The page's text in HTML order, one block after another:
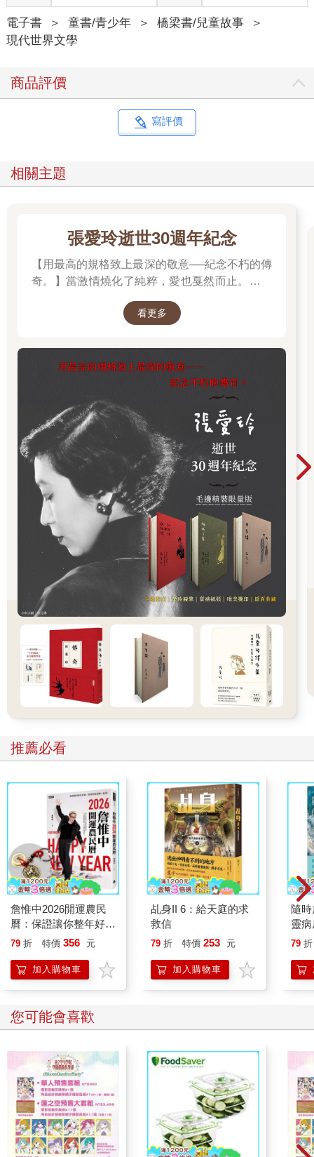
飯碗裡頭。銅幣和飯碗都是敏俐的。她還是個小嬰兒時，就收到
這兩份禮物；打從有記憶以來，她就擁有它們。
每天吃晚餐時，敏俐的父親都會說故事給她聽，讓她不致於變得
了鬱悶和工作的疲憊──當他開始說故事時，那雙黑色的眼睛就會
閃耀得有如陽光下的雨滴。
「爹，再跟我說說無果山的故事。」母親用湯匙把米飯盛進碗裡
時，敏俐總是這樣說。「再跟我說一遍，它為什麼長不出東西
道。」
無果山的故事
朵何時降雨在大地上，何時停止下雨。牠以自己的本領為傲，以
世人對牠的敬畏為榮。
翡翠龍生了四條龍子：珍珠龍、黃龍、長龍和黑龍。牠們巨大健
壯、善良仁慈。龍子們協助翡翠龍工作；每當牠們在空中翱翔的
然而有一天，翡翠龍完成了下雨的工作、把雲氣從大地上移走
時，無意中聽到幾個村民的談話。
「哎呀，感謝女神，雨停了。」有個人說。
了，太陽終於露出了光芒。」
這些話惹得翡翠龍大發雷霆。討厭下雨！真高興雲都消失了！翡
翠龍憤憤不平。這些村民竟敢如此羞辱牠！
翡翠龍十分憤怒，就決定不再讓天空下雨。「這些人可以永遠享
受陽光了。」翡翠龍恨恨的想著。
當然，世界上的人們十分絕望。太陽撲打在頭頂上，雨從未降
下，大地處處鬧著旱災和饑荒。動物和樹木都失去生氣並死亡。
人們乞求降雨，翡翠龍卻不理會他們。
但是，翡翠龍的孩子對人們的苦難並非視而不見。牠們被大地的
痛苦和悲慘嚇壞了，一個接一個的去找母親，請求牠原諒世人──
不過，即使是牠們的懇求，也無法軟化母親的鐵石心腸。「我們
永遠都不再為人們降雨了。」翡翠龍發誓。
珍珠龍、黃龍、長龍和黑龍偷偷的見面。
「我們必須想辦法幫助人們。」黑龍說：「如果他們不能馬上取
到水，都會死去。」
「沒錯，」黃龍說：「但我們能做什麼呢？我們沒法子讓天下
雨。我們不能不聽母親大人的話，讓她丟臉。」
長龍低頭看著大地。「我會為地上的人們犧牲。」他說。「我要
躺在地上，把自己變成水，讓人們飲用。」
其他的龍訝異的看著牠，卻一個接一個的點點頭。
「我會做同樣的事。」黃龍說。
因此，翡翠龍的孩子紛紛下凡，變成水，救了世界上的人們。牠
們成為陸地上的四條大河，終止了旱災和地上所有生靈的死亡。
翡翠龍看到了自己孩子的所作所為，不禁詛咒自己的傲慢。牠的
龍子再也不會跟牠一起翱翔，再也不會喚牠母親大人了。翡翠龍
哀痛悲傷得心都碎了；牠從空中落下，將自己變成了翡翠河，希
望能藉此再和牠的孩子團圓。
無果山就是翡翠龍破碎的心。山上長不出東西，也找不到任何生
命；它四周的土地堅硬，河水烏黑，因為翡翠龍悲傷的靈魂還在
那兒。除非翡翠龍不再孤單，並且至少與其中一個孩子重聚，不
然無果山還是會光禿禿的。
「為什麼沒人把四條大河的水引到山上？」敏俐問，雖然這個問
題她早已問過很多遍了。只要父親說起這個故事，她總是忍不住
的想：如果山上長滿了水果與花朵，為他們這座貧困的村子帶來
財富，該有多好。「那麼做，翡翠龍不就快樂了嗎？」
「翡翠龍的孩子把自己變成水時，」敏俐的父親說：「牠們就去
世了，靈魂也被釋放了出來。牠們的靈魂不再待在水中，所以翡
翠龍在河裡找不到牠們。一百多年前，曾有人試著把石頭從山上
移到河裡，想讓牠們重聚。」
「那個人並不是為了龍的靈魂才採石頭的。」敏俐的母親插嘴
俐變得不切實際，使這孩子儘作白日夢。「我祖母告訴過我，他
是位畫家。他採山石，是為了要雕硯台。」
「他有回來過嗎？」敏俐問。
「沒有。也許是做不成好硯台吧。」母親歎了一口氣。「也許他
在別的地方找到更好的東西。我敢打賭，他馬鞍上的青銅比我們
所能擁有的財產更值錢。」
母親的歎息，教敏俐巴不得無果山上的每一塊石頭都是黃金。她
電子書 ＞ 童書/青少年 ＞ 橋梁書/兒童故事
＞
現代世界文學
商品評價
寫評價
相關主題
張愛玲逝世30週年紀念
【用最高的規格致上最深的敬意──紀念不朽的傳
奇。】當激情燒化了純粹，愛也戛然而止。透視
看更多
推薦必看
詹惟中2026開運農民
曆：保證讓你整年好
運、財源快馬加鞭一直
錢五帝錢吊飾】
79 折 特價 356 元
加入購物車
乩身II 6：給天庭的求
救信
79 折 特價 253 元
加入購物車
隨
靈
分
79 折
您可能會喜歡